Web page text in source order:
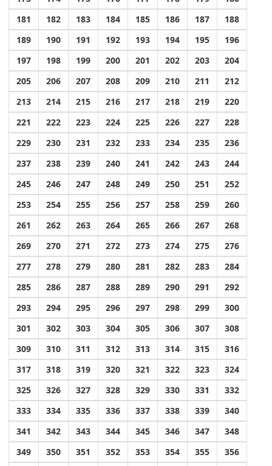
181
182 183 184 185 186 187
188
189
190 191 192 193 194 195
196
197
198 199 200 201 202 203
204
205
206 207 208 209 210 211
212
213
214 215 216 217 218 219
220
221
222 223 224 225 226 227
228
229
230 231 232 233 234 235
236
237
238 239 240 241 242 243
244
245
246 247 248 249 250 251
252
253
254 255 256 257 258 259
260
261
262 263 264 265 266 267
268
269
270 271 272 273 274 275
276
277
278 279 280 281 282 283
284
285
286 287 288 289 290 291
292
293
294 295 296 297 298 299
300
301
302 303 304 305 306 307
308
309
310 311 312 313 314 315
316
317
318 319 320 321 322 323
324
325
326 327 328 329 330 331
332
333
334 335 336 337 338 339
340
341
342 343 344 345 346 347
348
349
350 351 352 353 354 355
356